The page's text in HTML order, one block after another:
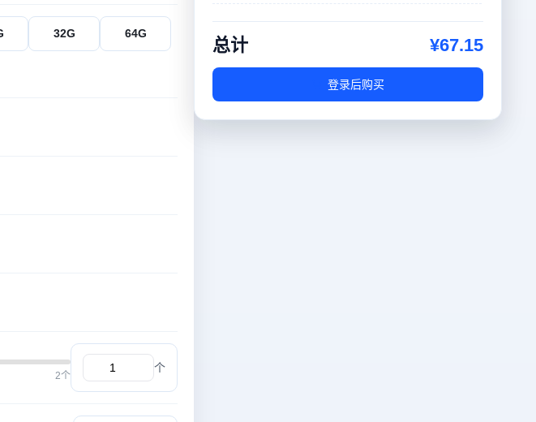
32G 64G
2个
个
1T
快照数量
免费
总计 ¥67.15
登录后购买